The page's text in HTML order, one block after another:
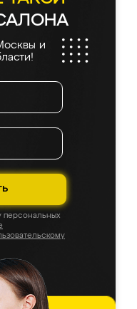
и
персональных